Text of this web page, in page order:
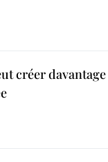
créer davantage